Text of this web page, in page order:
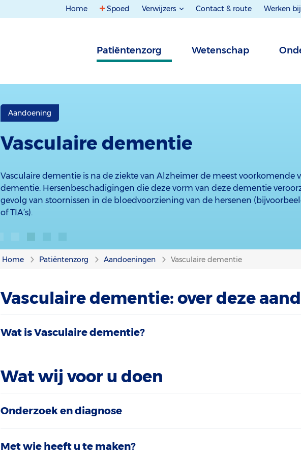
Home Spoed Verwijzers Contact & route Werken bij
Patiëntenzorg Wetenschap
Aandoening
Vasculaire dementie
Vasculaire dementie is na de ziekte van Alzheimer de meest voorkomende
dementie. Hersenbeschadigingen die deze vorm van deze dementie
gevolg van stoornissen in de bloedvoorziening van de hersenen
of TIA’s).
Home Patiëntenzorg Aandoeningen Vasculaire dementie
Vasculaire dementie: over deze
Wat is Vasculaire dementie?
Wat wij voor u doen
Onderzoek en diagnose
Met wie heeft u te maken?